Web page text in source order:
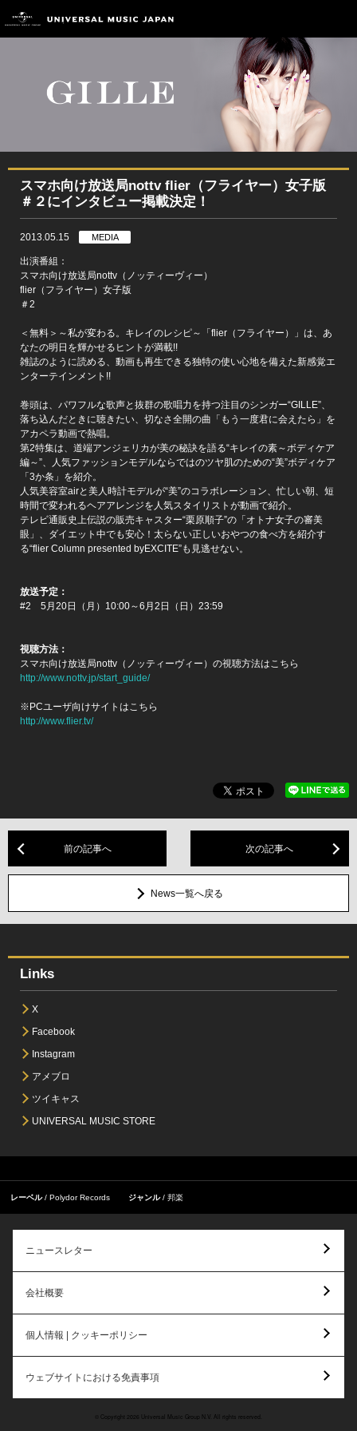
スマホ向け放送局nottv flier（フライヤー）女子版
＃２にインタビュー掲載決定！
2013.05.15 MEDIA
出演番組：
スマホ向け放送局nottv（ノッティーヴィー）
flier（フライヤー）女子版
＃2
＜無料＞～私が変わる。キレイのレシピ～「flier（フライヤー）」は、あ
なたの明日を輝かせるヒントが満載!!
雑誌のように読める、動画も再生できる独特の使い心地を備えた新感覚エ
ンターテインメント!!
巻頭は、パワフルな歌声と抜群の歌唱力を持つ注目のシンガー“GILLE”、
落ち込んだときに聴きたい、切なさ全開の曲「もう一度君に会えたら」を
アカペラ動画で熱唱。
第2特集は、道端アンジェリカが美の秘訣を語る“キレイの素～ボディケア
編～”、人気ファッションモデルならではのツヤ肌のための“美”ボディケア
「3か条」を紹介。
人気美容室airと美人時計モデルが“美”のコラボレーション、忙しい朝、短
時間で変われるヘアアレンジを人気スタイリストが動画で紹介。
テレビ通販史上伝説の販売キャスター“栗原順子”の「オトナ女子の審美
眼」、ダイエット中でも安心！太らない正しいおやつの食べ方を紹介す
る“flier Column presented byEXCITE”も見逃せない。
放送予定：
#2 5月20日（月）10:00～6月2日（日）23:59
視聴方法：
スマホ向け放送局nottv（ノッティーヴィー）の視聴方法はこちら
http://www.nottv.jp/start_guide/
※PCユーザ向けサイトはこちら
http://www.flier.tv/
前の記事へ 次の記事へ
News一覧へ戻る
Links
X
Facebook
Instagram
アメブロ
ツイキャス
UNIVERSAL MUSIC STORE
レーベル Polydor Records ジャンル 邦楽
ニュースレター
会社概要
個人情報 | クッキーポリシー
ウェブサイトにおける免責事項
© Copyright 2026 Universal Music Group N.V. All rights reserved.